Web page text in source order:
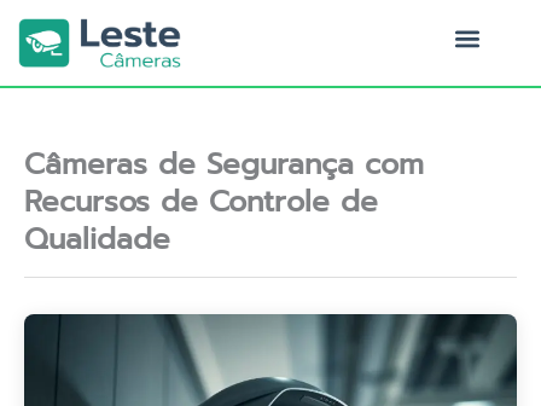
para
conteúdo
Câmeras de Segurança com
Recursos de Controle de
Qualidade